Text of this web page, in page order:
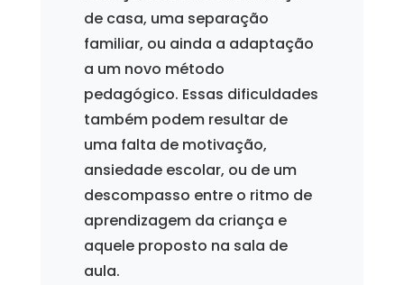
de casa, uma separação
familiar, ou ainda a adaptação
a um novo método
pedagógico. Essas dificuldades
também podem resultar de
uma falta de motivação,
ansiedade escolar, ou de um
descompasso entre o ritmo de
aprendizagem da criança e
aquele proposto na sala de
aula.